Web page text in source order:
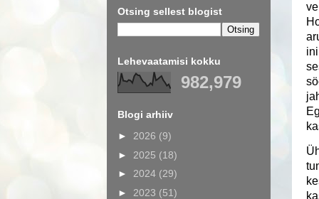
Otsing sellest blogist
Lehevaatamisi kokku
982,979
Blogi arhiiv
► 2026 (9)
► 2025 (18)
► 2024 (29)
► 2023 (51)